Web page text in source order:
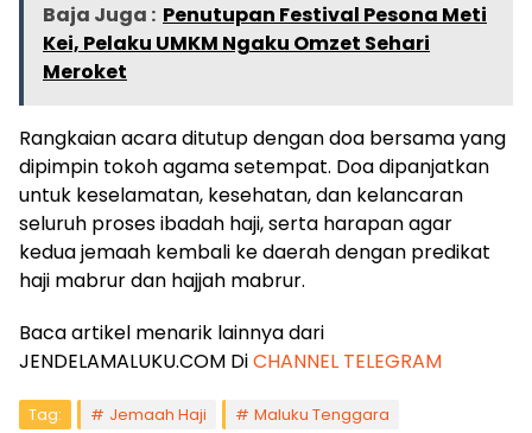
Baja Juga : Penutupan Festival Pesona Meti
Kei, Pelaku UMKM Ngaku Omzet Sehari
Meroket
Rangkaian acara ditutup dengan doa bersama yang
dipimpin tokoh agama setempat. Doa dipanjatkan
untuk keselamatan, kesehatan, dan kelancaran
seluruh proses ibadah haji, serta harapan agar
kedua jemaah kembali ke daerah dengan predikat
haji mabrur dan hajjah mabrur.
Baca artikel menarik lainnya dari
JENDELAMALUKU.COM DiCHANNEL TELEGRAM
Tag: Jemaah Haji
Maluku Tenggara